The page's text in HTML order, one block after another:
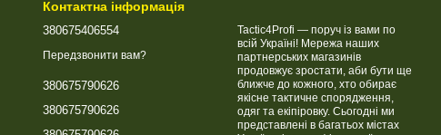
Контактна інформація
380675406554
Передзвонити вам?
380675790626
380675790626
Tactic4Profi — поруч із вами по
всій Україні! Мережа наших
партнерських магазинів
продовжує зростати, аби бути ще
ближче до кожного, хто обирає
якісне тактичне спорядження,
одяг та екіпіровку. Сьогодні ми
представлені в багатьох містах